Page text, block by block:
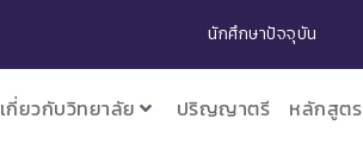
นักศึกษาปัจจุบัน
เกี่ยวกับวิทยาลัย ปริญญาตรี หลักสูตร